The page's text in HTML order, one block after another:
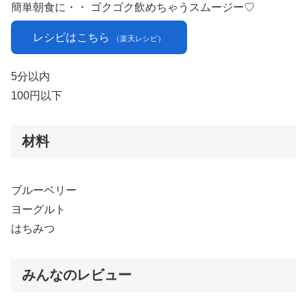
簡単朝食に・・ ゴクゴク飲めちゃうスムージー♡
レシピはこちら （楽天レシピ）
5分以内
100円以下
材料
ブルーベリー
ヨーグルト
はちみつ
みんなのレビュー